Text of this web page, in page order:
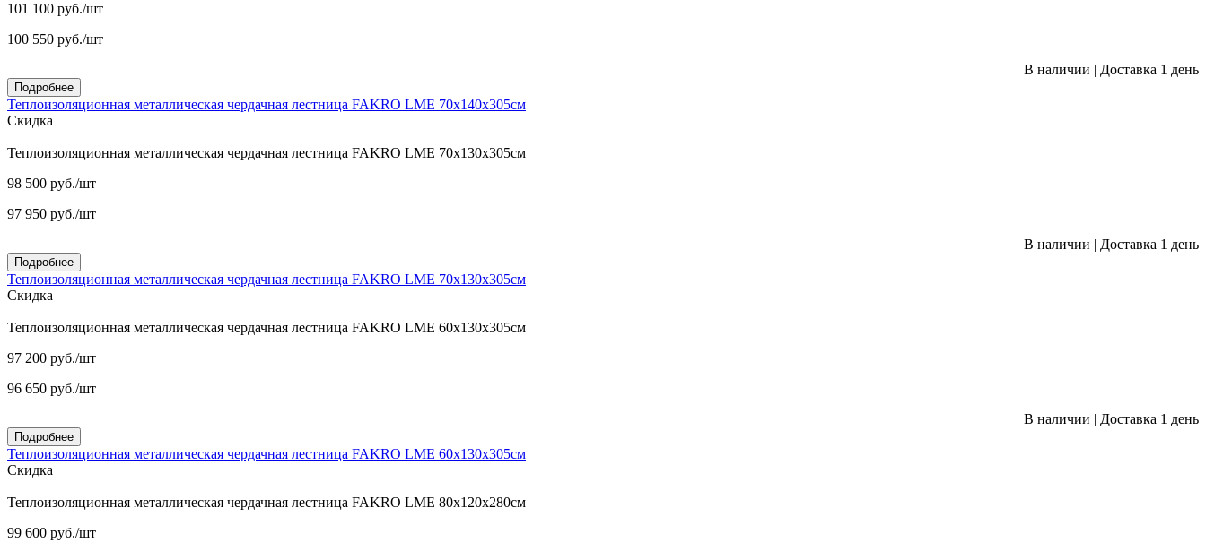
101 100 руб./шт
100 550 руб./шт
В наличии | Доставка 1 день
Подробнее
Теплоизоляционная металлическая чердачная лестница FAKRO LME 70х140х305см
Скидка
Теплоизоляционная металлическая чердачная лестница FAKRO LME 70х130х305см
98 500 руб./шт
97 950 руб./шт
В наличии | Доставка 1 день
Подробнее
Теплоизоляционная металлическая чердачная лестница FAKRO LME 70х130х305см
Скидка
Теплоизоляционная металлическая чердачная лестница FAKRO LME 60х130х305см
97 200 руб./шт
96 650 руб./шт
В наличии | Доставка 1 день
Подробнее
Теплоизоляционная металлическая чердачная лестница FAKRO LME 60х130х305см
Скидка
Теплоизоляционная металлическая чердачная лестница FAKRO LME 80х120х280см
99 600 руб./шт